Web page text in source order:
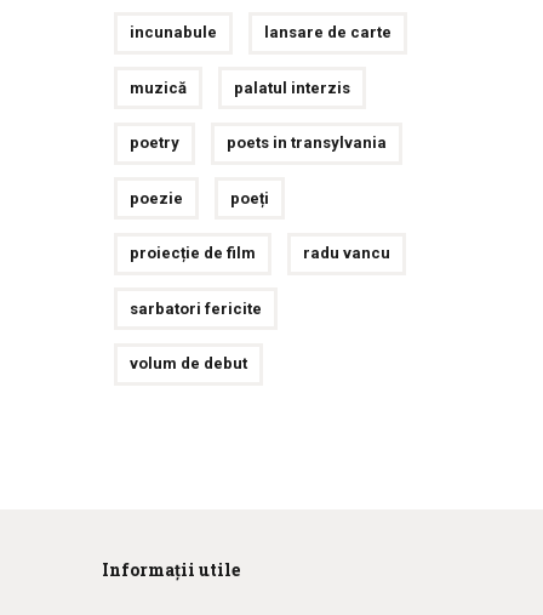
incunabule lansare de carte
muzică palatul interzis
poetry poets in transylvania
poezie poeți
proiecție de film radu vancu
sarbatori fericite
volum de debut
Informații utile